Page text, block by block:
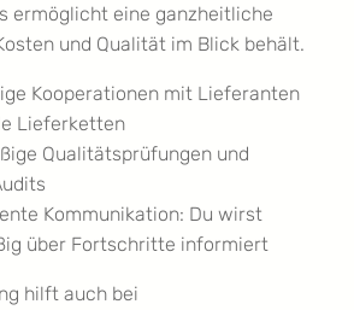
ermöglicht eine ganzheitliche
und Qualität im Blick behält.
Kooperationen mit Lieferanten
Lieferketten
Qualitätsprüfungen und
Kommunikation: Du wirst
über Fortschritte informiert
hilft auch bei